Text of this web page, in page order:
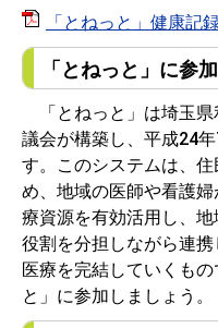
「とねっと」健康記
「とねっと」に参
「とねっと」は埼玉県
議会が構築し、平成24
す。このシステムは、
め、地域の医師や看護
療資源を有効活用し、
役割を分担しながら連
医療を完結していくも
と」に参加しましょう。